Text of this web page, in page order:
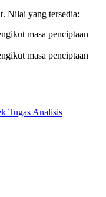
Nilai yang tersedia:
masa penciptaan
masa penciptaan
Tugas Analisis